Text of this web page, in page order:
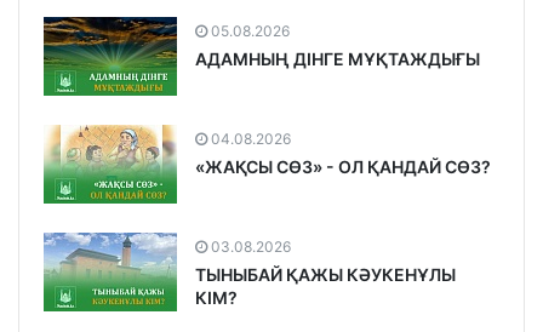
05.08.2026
АДАМНЫҢ ДІНГЕ МҰҚТАЖДЫҒЫ
04.08.2026
«ЖАҚСЫ СӨЗ» - ОЛ ҚАНДАЙ СӨЗ?
03.08.2026
ТЫНЫБАЙ ҚАЖЫ КӘУКЕНҰЛЫ
КІМ?